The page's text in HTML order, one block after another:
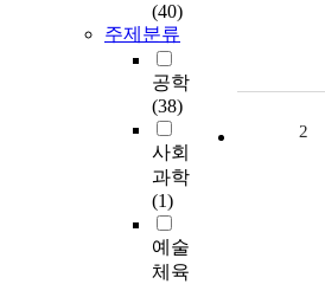
(40)
주제분류
공학
(38)
사회
과학
(1)
예술
체육
2